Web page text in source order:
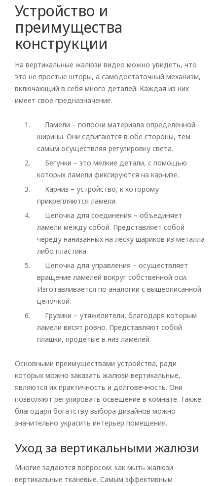
Рулонные
Горизонтальные
Устройство и
преимущества
конструкции
На вертикальные жалюзи видео можно увидеть, что
это не простые шторы, а самодостаточный механизм,
включающий в себя много деталей. Каждая из них
имеет свое предназначение.
Ламели – полоски материала определенной
ширины. Они сдвигаются в обе стороны, тем
самым осуществляя регулировку света.
Бегунки – это мелкие детали, с помощью
которых ламели фиксируются на карнизе.
Карниз – устройство, к которому
прикрепляются ламели.
Цепочка для соединения – объединяет
ламели между собой. Представляет собой
череду нанизанных на леску шариков из металла
либо пластика.
Цепочка для управления – осуществляет
вращение ламелей вокруг собственной оси.
Изготавливается по аналогии с вышеописанной
цепочкой.
Грузики – утяжелители, благодаря которым
ламели висят ровно. Представляют собой
плашки, продетые в низ ламелей.
Основными преимуществами устройства, ради
которых можно заказать жалюзи вертикальные,
являются их практичность и долговечность. Они
позволяют регулировать освещение в комнате. Также
благодаря богатству выбора дизайнов можно
значительно украсить интерьер помещения.
Уход за вертикальными жалюзи
Многие задаются вопросом: как мыть жалюзи
вертикальные тканевые. Самым эффективным